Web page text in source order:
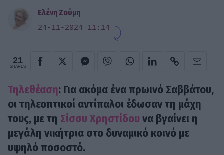
Ελένη Ζούμη
24-11-2024 11:14
21
SHARES
Τηλεθέαση: Για ακόμα ένα πρωινό Σαββάτου,
οι τηλεοπτικοί αντίπαλοι έδωσαν τη μάχη
τους, με τη Σίσσυ Χρηστίδου να βγαίνει η
μεγάλη νικήτρια στο δυναμικό κοινό με
υψηλό ποσοστό.